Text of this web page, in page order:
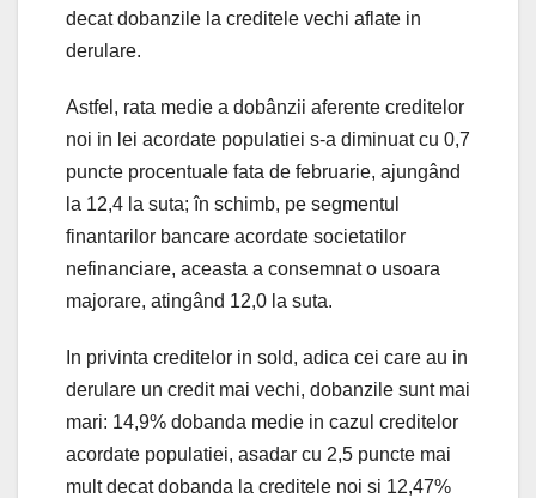
decat dobanzile la creditele vechi aflate in
derulare.
Astfel, rata medie a dobânzii aferente creditelor
noi in lei acordate populatiei s-a diminuat cu 0,7
puncte procentuale fata de februarie, ajungând
la 12,4 la suta; în schimb, pe segmentul
finantarilor bancare acordate societatilor
nefinanciare, aceasta a consemnat o usoara
majorare, atingând 12,0 la suta.
In privinta creditelor in sold, adica cei care au in
derulare un credit mai vechi, dobanzile sunt mai
mari: 14,9% dobanda medie in cazul creditelor
acordate populatiei, asadar cu 2,5 puncte mai
mult decat dobanda la creditele noi si 12,47%